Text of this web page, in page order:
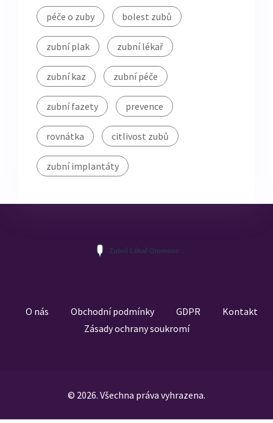
péče o zuby bolest zubů
zubní plak zubní lékař
zubní kaz zubní péče
zubní fazety prevence
rovnátka citlivost zubů
zubní implantáty
O nás Obchodní podmínky GDPR
Kontakt
Zásady ochrany soukromí
© 2026. Všechna práva vyhrazena.